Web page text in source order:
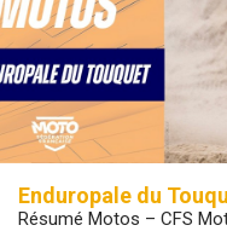
Enduropale du
Résumé Motos – CFS